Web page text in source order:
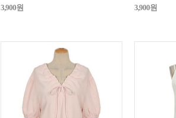
3,900원 3,900원